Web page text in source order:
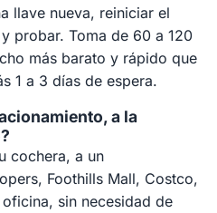
llave nueva, reiniciar el
probar. Toma de 60 a 120
más barato y rápido que
1 a 3 días de espera.
a la
cochera, a un
Foothills Mall, Costco,
sin necesidad de